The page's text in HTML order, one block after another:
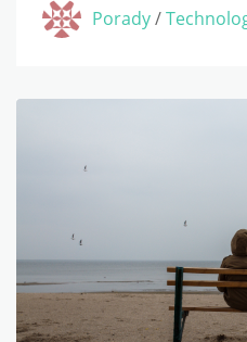
Porady/